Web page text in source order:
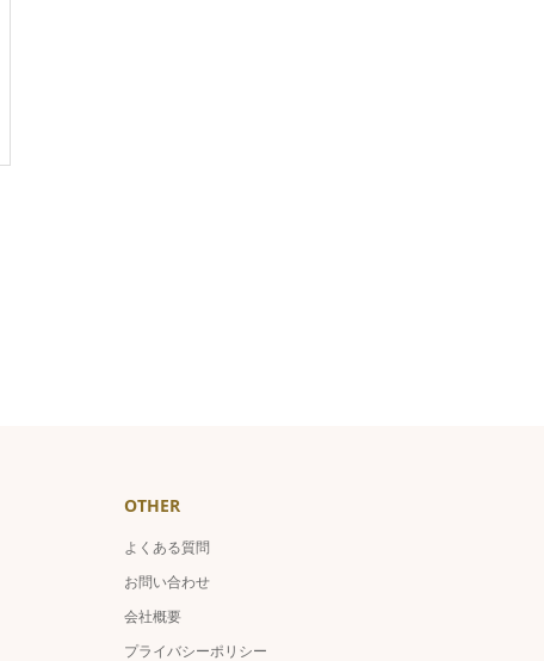
OTHER
よくある質問
お問い合わせ
会社概要
プライバシーポリシー